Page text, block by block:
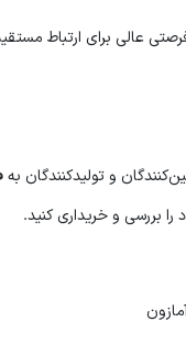
عالی برای ارتباط
و
بررسی و خریداری کنید.